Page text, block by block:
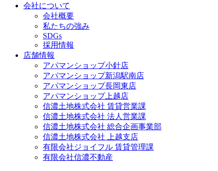
会社について
会社概要
私たちの強み
SDGs
採用情報
店舗情報
アパマンショップ小針店
アパマンショップ新潟駅南店
アパマンショップ長岡東店
アパマンショップ上越店
信濃土地株式会社 賃貸営業課
信濃土地株式会社 法人営業課
信濃土地株式会社 総合企画事業部
信濃土地株式会社 上越支店
有限会社ジョイフル 賃貸管理課
有限会社信濃不動産